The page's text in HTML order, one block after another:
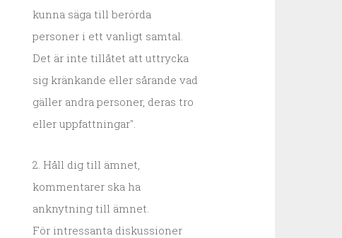
kunna säga till berörda
personer i ett vanligt samtal.
Det är inte tillåtet att uttrycka
sig kränkande eller sårande vad
gäller andra personer, deras tro
eller uppfattningar".
2. Håll dig till ämnet,
kommentarer ska ha
anknytning till ämnet.
För intressanta diskussioner